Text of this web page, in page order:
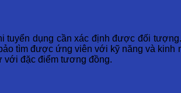
dụng cần xác định được đối
tìm được ứng viên với kỹ năng và
với đặc điểm tương đồng.